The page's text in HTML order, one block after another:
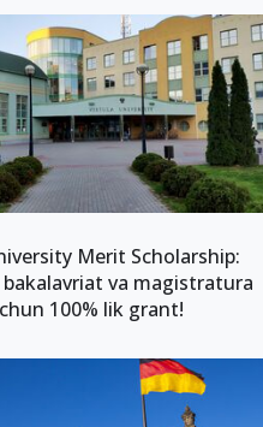
Merit Scholarship:
bakalavriat va magistratura
100% lik grant!